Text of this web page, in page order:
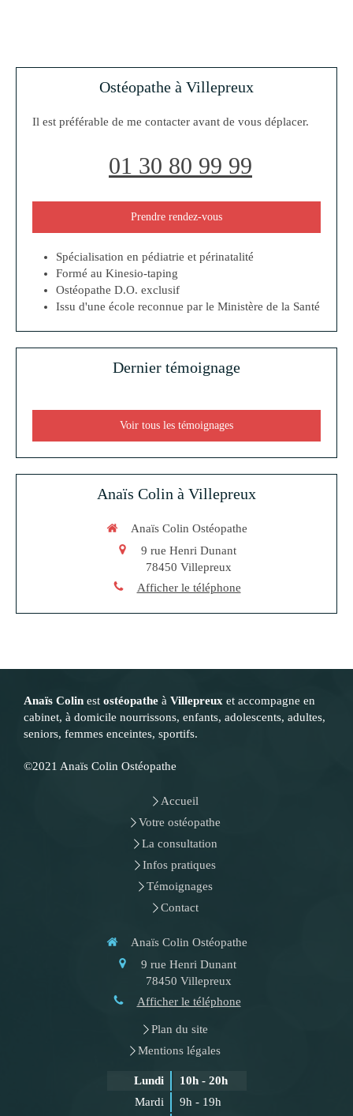
Ostéopathe à Villepreux
Il est préférable de me contacter avant de vous déplacer.
01 30 80 99 99
Prendre rendez-vous
Spécialisation en pédiatrie et périnatalité
Formé au Kinesio-taping
Ostéopathe D.O. exclusif
Issu d'une école reconnue par le Ministère de la Santé
Dernier témoignage
Voir tous les témoignages
Anaïs Colin à Villepreux
Anaïs Colin Ostéopathe
9 rue Henri Dunant
78450 Villepreux
Afficher le téléphone
Anaïs Colin est ostéopathe à Villepreux et accompagne en
cabinet, à domicile nourrissons, enfants, adolescents, adultes,
seniors, femmes enceintes, sportifs.
©2021 Anaïs Colin Ostéopathe
Accueil
Votre ostéopathe
La consultation
Infos pratiques
Témoignages
Contact
Anaïs Colin Ostéopathe
9 rue Henri Dunant
78450 Villepreux
Afficher le téléphone
Plan du site
Mentions légales
Lundi
10h - 20h
Mardi
9h - 19h